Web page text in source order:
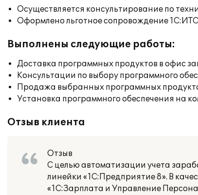
Осуществляется консультирование по
Оформлено льготное сопровождение 1С:ИТС
Выполнены следующие работы:
Доставка программных продуктов в офис
Консультации по выбору программного
Продажа выбранных программных
Установка программного обеспечения на
Отзыв клиента
Отзыв
С целью автоматизации учета
линейки «1С:Предприятие 8». В
«1С:Зарплата и Управление